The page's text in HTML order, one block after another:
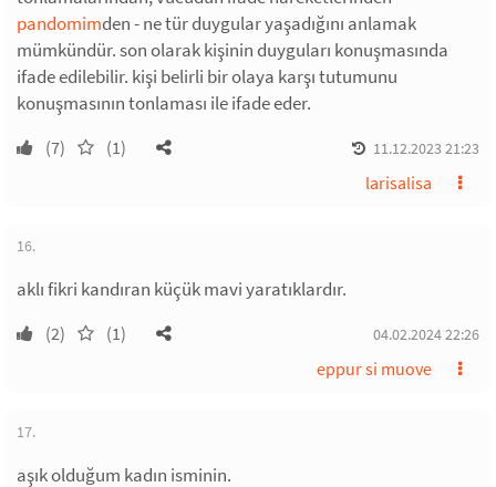
pandomimden - ne tür duygular yaşadığını anlamak
mümkündür. son olarak kişinin duyguları konuşmasında
ifade edilebilir. kişi belirli bir olaya karşı tutumunu
konuşmasının tonlaması ile ifade eder.
(7) (1) 11.12.2023 21:23
larisalisa
16.
aklı fikri kandıran küçük mavi yaratıklardır.
(2) (1) 04.02.2024 22:26
eppur si muove
17.
aşık olduğum kadın isminin.